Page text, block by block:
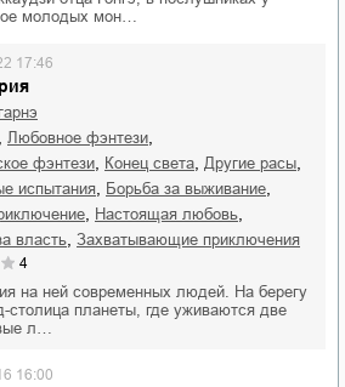
молодых мон…
17:46
любовное фэнтези
фэнтези конец света другие расы
испытания борьба за выживание
настоящая любовь
власть захватывающие приключения
4
на ней современных людей. На берегу
столица планеты, где уживаются две
л…
16:00